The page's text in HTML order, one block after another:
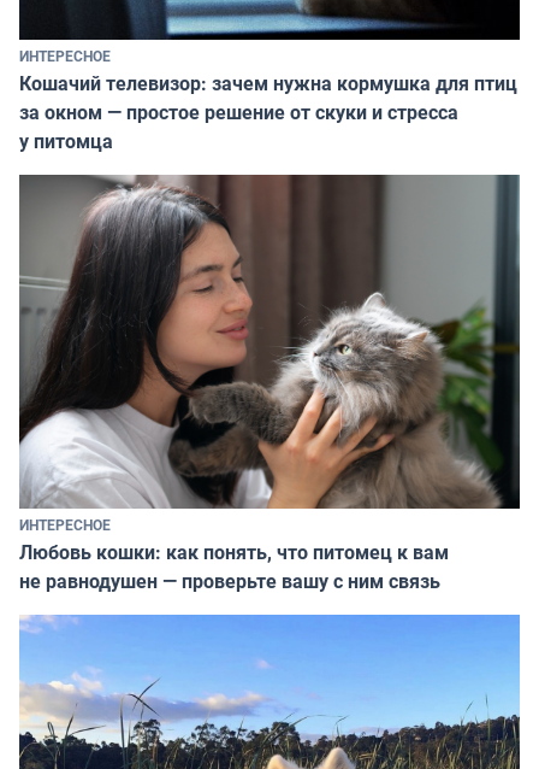
ИНТЕРЕСНОЕ
Кошачий телевизор: зачем нужна кормушка для птиц
за окном — простое решение от скуки и стресса
у питомца
ИНТЕРЕСНОЕ
Любовь кошки: как понять, что питомец к вам
не равнодушен — проверьте вашу с ним связь